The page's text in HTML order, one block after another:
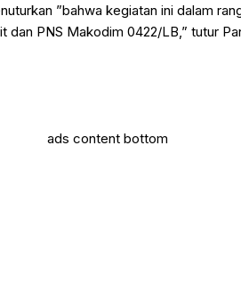
”bahwa kegiatan ini dalam
dan PNS Makodim 0422/LB,” tutur